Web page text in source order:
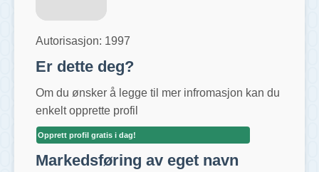
Autorisasjon: 1997
Er dette deg?
Om du ønsker å legge til mer infromasjon kan du
enkelt opprette profil
Opprett profil gratis i dag!
Markedsføring av eget navn